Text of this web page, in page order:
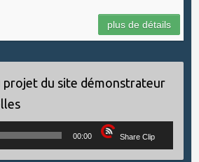
plus de détails
projet du site démonstrateur
00:00 Share Clip